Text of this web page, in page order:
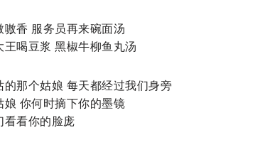
嗷香 服务员再来碗面汤
王喝豆浆 黑椒牛柳鱼丸汤
的那个姑娘 每天都经过我们身旁
娘 你何时摘下你的墨镜
看看你的脸庞